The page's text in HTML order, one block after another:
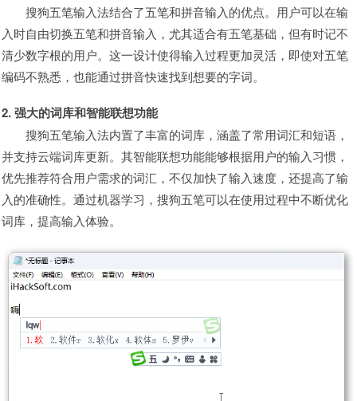
搜狗五笔输入法结合了五笔和拼音输入的优点。用户可以在输
入时自由切换五笔和拼音输入，尤其适合有五笔基础，但有时记不
清少数字根的用户。这一设计使得输入过程更加灵活，即使对五笔
编码不熟悉，也能通过拼音快速找到想要的字词。
2. 强大的词库和智能联想功能
搜狗五笔输入法内置了丰富的词库，涵盖了常用词汇和短语，
并支持云端词库更新。其智能联想功能能够根据用户的输入习惯，
优先推荐符合用户需求的词汇，不仅加快了输入速度，还提高了输
入的准确性。通过机器学习，搜狗五笔可以在使用过程中不断优化
词库，提高输入体验。